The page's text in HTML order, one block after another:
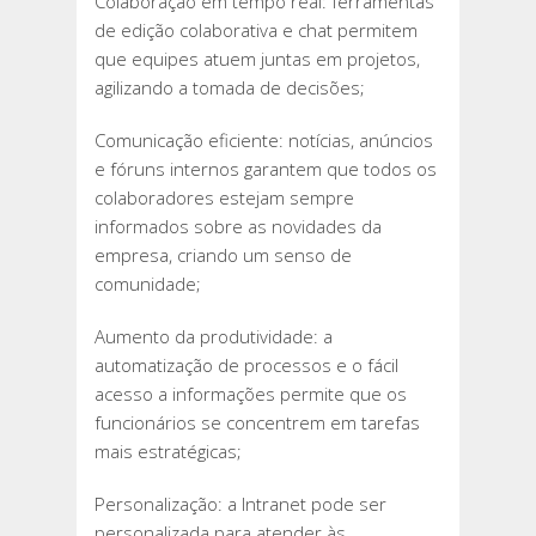
de edição colaborativa e chat permitem
que equipes atuem juntas em projetos,
agilizando a tomada de decisões;
Comunicação eficiente: notícias, anúncios
e fóruns internos garantem que todos os
colaboradores estejam sempre
informados sobre as novidades da
empresa, criando um senso de
comunidade;
Aumento da produtividade: a
automatização de processos e o fácil
acesso a informações permite que os
funcionários se concentrem em tarefas
mais estratégicas;
Personalização: a Intranet pode ser